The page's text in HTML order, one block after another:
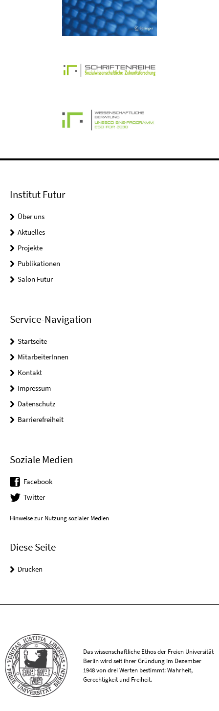
Institut Futur
Über uns
Aktuelles
Projekte
Publikationen
Salon Futur
Service-Navigation
Startseite
MitarbeiterInnen
Kontakt
Impressum
Datenschutz
Barrierefreiheit
Soziale Medien
Facebook
Twitter
Hinweise zur Nutzung sozialer Medien
Diese Seite
Drucken
Das wissenschaftliche Ethos der Freien Universität
Berlin wird seit ihrer Gründung im Dezember
1948 von drei Werten bestimmt: Wahrheit,
Gerechtigkeit und Freiheit.